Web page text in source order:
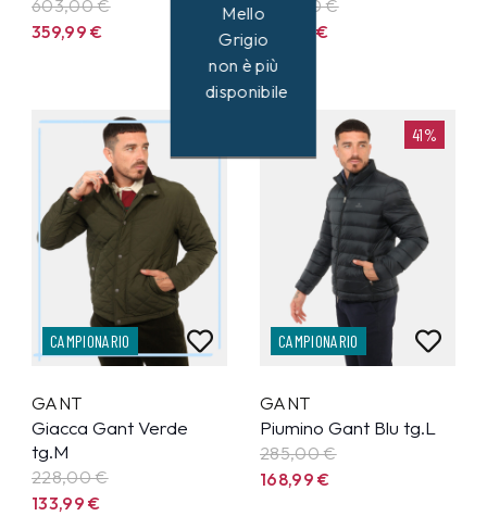
603,00 €
359,99€
250,00 €
147,99€
CAMPIONARIO
GANT
Giacca Gant Verde
tg.M
228,00 €
133,99€
41%
CAMPIONARIO
GANT
Piumino Gant Blu tg.L
285,00 €
168,99€
Mello
Grigio
non è più
disponibile